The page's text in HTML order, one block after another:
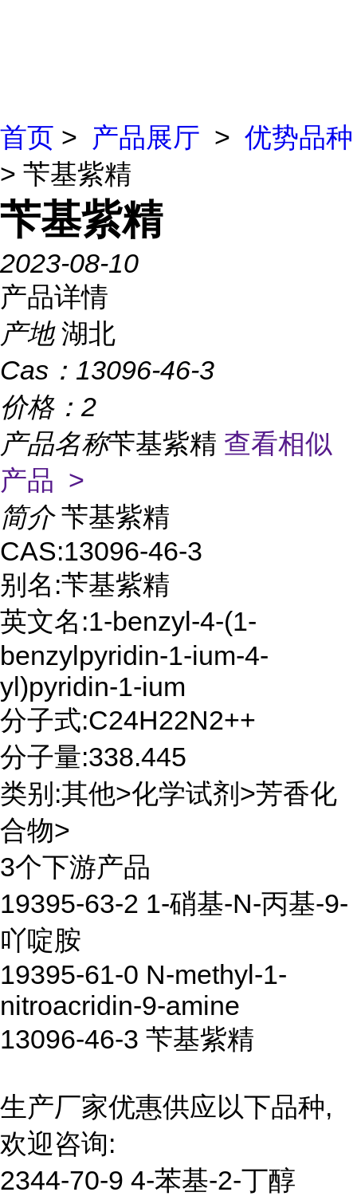
首页 > 产品展厅 > 优势品种
> 苄基紫精
苄基紫精
2023-08-10
产品详情
产地 湖北
Cas： 13096-46-3
价格： 2
产品名称苄基紫精 查看相似
产品 >
简介 苄基紫精
CAS:13096-46-3
别名:苄基紫精
英文名:1-benzyl-4-(1-
benzylpyridin-1-ium-4-
yl)pyridin-1-ium
分子式:C24H22N2++
分子量:338.445
类别:其他>化学试剂>芳香化
合物>
3个下游产品
19395-63-2 1-硝基-N-丙基-9-
吖啶胺
19395-61-0 N-methyl-1-
nitroacridin-9-amine
13096-46-3 苄基紫精
生产厂家优惠供应以下品种,
欢迎咨询:
2344-70-9 4-苯基-2-丁醇